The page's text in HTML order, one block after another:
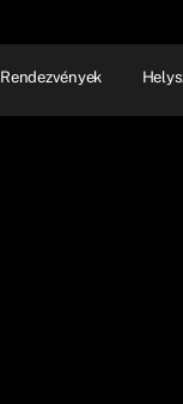
Rendezvények